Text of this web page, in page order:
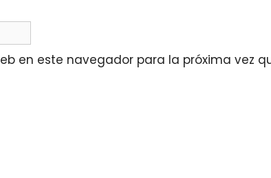
en este navegador para la próxima vez